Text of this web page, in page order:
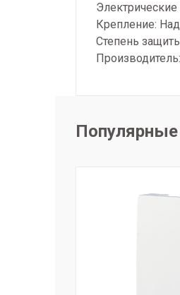
Крепление:
Степень
Популярные